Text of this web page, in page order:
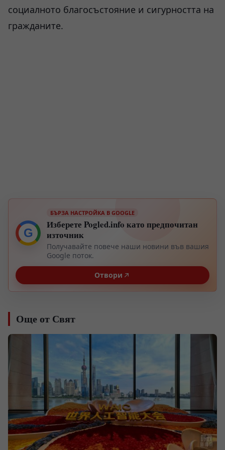
социалното благосъстояние и сигурността на
гражданите.
G
БЪРЗА НАСТРОЙКА В GOOGLE
Изберете Pogled.info като предпочитан
източник
Получавайте повече наши новини във вашия
Google поток.
Отвори
Още от Свят